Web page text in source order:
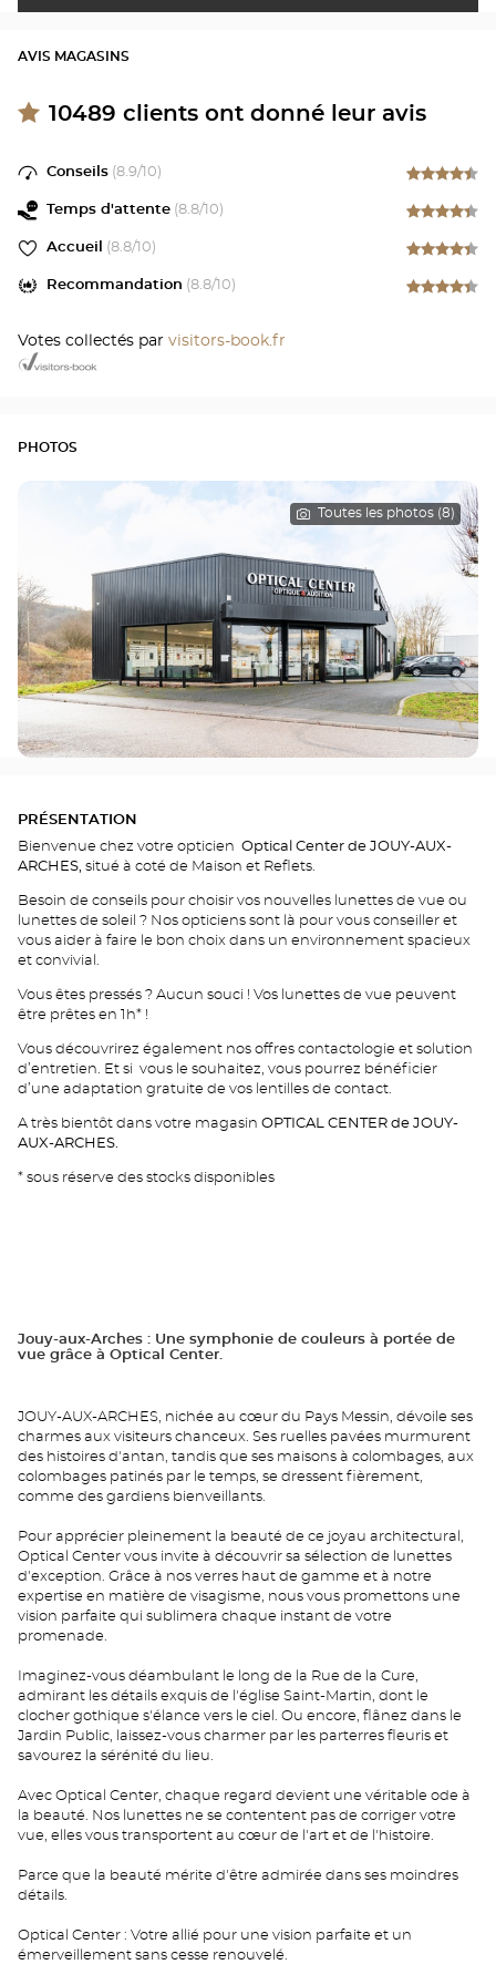
AVIS MAGASINS
10489 clients ont donné leur avis
Conseils (8.9/10)
Temps d'attente (8.8/10)
Accueil (8.8/10)
Recommandation (8.8/10)
Votes collectés par visitors-book.fr
PHOTOS
Toutes les photos (8)
PRÉSENTATION
Bienvenue chez votre opticien Optical Center de JOUY-AUX-
ARCHES, situé à coté de Maison et Reflets.
Besoin de conseils pour choisir vos nouvelles lunettes de vue ou
lunettes de soleil ? Nos opticiens sont là pour vous conseiller et
vous aider à faire le bon choix dans un environnement spacieux
et convivial.
Vous êtes pressés ? Aucun souci ! Vos lunettes de vue peuvent
être prêtes en 1h* !
Vous découvrirez également nos offres contactologie et solution
d’entretien. Et si vous le souhaitez, vous pourrez bénéficier
d’une adaptation gratuite de vos lentilles de contact.
A très bientôt dans votre magasin OPTICAL CENTER de JOUY-
AUX-ARCHES.
* sous réserve des stocks disponibles
Jouy-aux-Arches : Une symphonie de couleurs à portée de
vue grâce à Optical Center.
JOUY-AUX-ARCHES, nichée au cœur du Pays Messin, dévoile ses
charmes aux visiteurs chanceux. Ses ruelles pavées murmurent
des histoires d'antan, tandis que ses maisons à colombages, aux
colombages patinés par le temps, se dressent fièrement,
comme des gardiens bienveillants.
Pour apprécier pleinement la beauté de ce joyau architectural,
Optical Center vous invite à découvrir sa sélection de lunettes
d'exception. Grâce à nos verres haut de gamme et à notre
expertise en matière de visagisme, nous vous promettons une
vision parfaite qui sublimera chaque instant de votre
promenade.
Imaginez-vous déambulant le long de la Rue de la Cure,
admirant les détails exquis de l'église Saint-Martin, dont le
clocher gothique s'élance vers le ciel. Ou encore, flânez dans le
Jardin Public, laissez-vous charmer par les parterres fleuris et
savourez la sérénité du lieu.
Avec Optical Center, chaque regard devient une véritable ode à
la beauté. Nos lunettes ne se contentent pas de corriger votre
vue, elles vous transportent au cœur de l'art et de l'histoire.
Parce que la beauté mérite d'être admirée dans ses moindres
détails.
Optical Center : Votre allié pour une vision parfaite et un
émerveillement sans cesse renouvelé.